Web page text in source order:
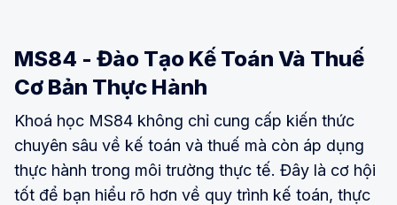
MS84 - Đào Tạo Kế Toán Và Thuế
Cơ Bản Thực Hành
Khoá học MS84 không chỉ cung cấp kiến thức
chuyên sâu về kế toán và thuế mà còn áp dụng
thực hành trong môi trường thực tế. Đây là cơ hội
tốt để bạn hiểu rõ hơn về quy trình kế toán, thực